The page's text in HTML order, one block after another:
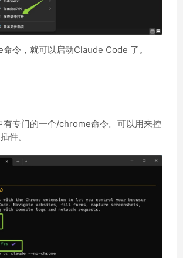
令，就可以启动Claude Code 了。
专门的一个/chrome命令。可以用来控
件。